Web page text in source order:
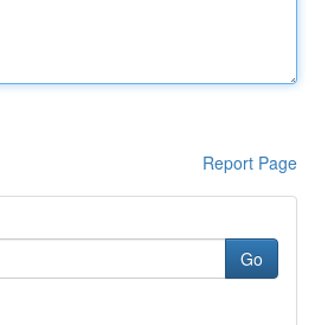
Report Page
Go